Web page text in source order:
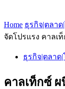
Home ธุรกิจ|ตลา
จัดโปรแรง คาลเ
ธุรกิจ|ตลา
คาลเท็กซ์